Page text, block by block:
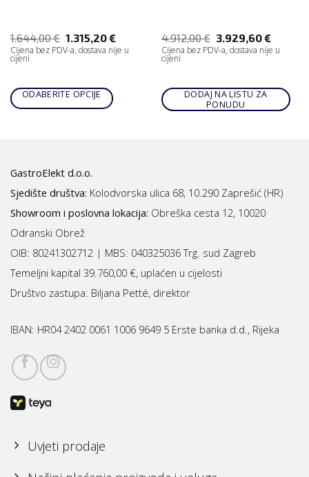
1.644,00€ 1.315,20€
Cijena bez PDV-a, dostava nije u
cijeni
ODABERITE OPCIJE
4.912,00€ 3.929,60€
Cijena bez PDV-a, dostava nije u
cijeni
DODAJ NA LISTU ZA
PONUDU
GastroElekt d.o.o.
Sjedište društva: Kolodvorska ulica 68, 10.290 Zaprešić (HR)
Showroom i poslovna lokacija: Obreška cesta 12, 10020
Odranski Obrež
OIB: 80241302712 | MBS: 040325036 Trg. sud Zagreb
Temeljni kapital 39.760,00 €, uplaćen u cijelosti
Društvo zastupa: Biljana Petté, direktor
IBAN: HR04 2402 0061 1006 9649 5 Erste banka d.d., Rijeka
Uvjeti prodaje